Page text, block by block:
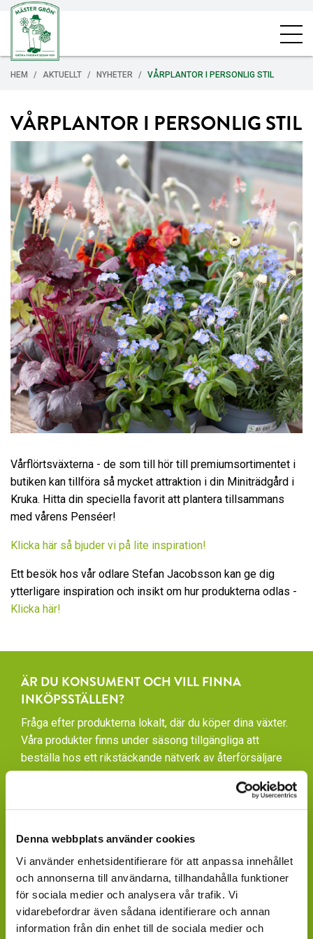
Denna webbplats använder cookies
Vi använder enhetsidentifierare för att anpassa innehållet
och annonserna till användarna, tillhandahålla funktioner
för sociala medier och analysera vår trafik. Vi
vidarebefordrar även sådana identifierare och annan
information från din enhet till de sociala medier och
HEM AKTUELLT NYHETER VÅRPLANTOR I PERSONLIG STIL
VÅRPLANTOR I PERSONLIG STIL
Vårflörtsväxterna - de som till hör till premiumsortimentet i
butiken kan tillföra så mycket attraktion i din Miniträdgård i
Kruka. Hitta din speciella favorit att plantera tillsammans
med vårens Penséer!
Klicka här så bjuder vi på lite inspiration!
Ett besök hos vår odlare Stefan Jacobsson kan ge dig
ytterligare inspiration och insikt om hur produkterna odlas -
Klicka här!
ÄR DU KONSUMENT OCH VILL FINNA
INKÖPSSTÄLLEN?
Fråga efter produkterna lokalt, där du köper dina växter.
Våra produkter finns under säsong tillgängliga att
beställa hos ett rikstäckande nätverk av återförsäljare
av växter och blommor.
fristående GardenCenter och Handelsträdgårdar.
LIVSMEDELSBUTIKER: Dagligvaruhandelskedjorna
tillhandahåller ett begränsat utbud.
BLOMSTERBUTIKER: Blomster- och Livsstilsbutiker
presenterar ett personligt utbud och kan beställa hem